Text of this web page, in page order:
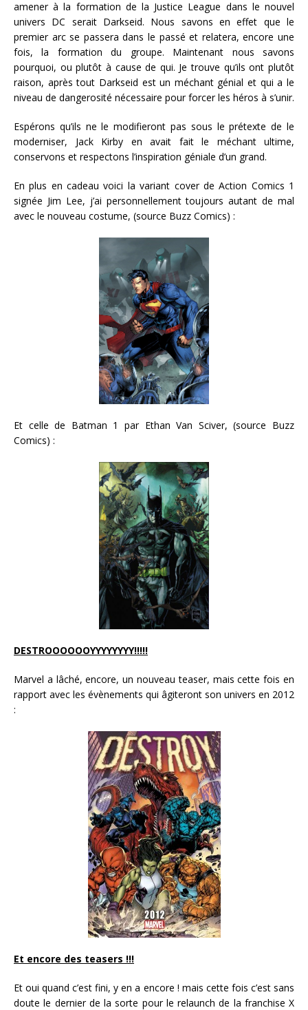
amener à la formation de la Justice League dans le nouvel
univers DC serait Darkseid. Nous savons en effet que le
premier arc se passera dans le passé et relatera, encore une
fois, la formation du groupe. Maintenant nous savons
pourquoi, ou plutôt à cause de qui. Je trouve qu’ils ont plutôt
raison, après tout Darkseid est un méchant génial et qui a le
niveau de dangerosité nécessaire pour forcer les héros à s’unir.
Espérons qu’ils ne le modifieront pas sous le prétexte de le
moderniser, Jack Kirby en avait fait le méchant ultime,
conservons et respectons l’inspiration géniale d’un grand.
En plus en cadeau voici la variant cover de Action Comics 1
signée Jim Lee, j’ai personnellement toujours autant de mal
avec le nouveau costume, (source Buzz Comics) :
Et celle de Batman 1 par Ethan Van Sciver, (source Buzz
Comics) :
DESTROOOOOOYYYYYYYY!!!!!
Marvel a lâché, encore, un nouveau teaser, mais cette fois en
rapport avec les évènements qui âgiteront son univers en 2012
:
Et encore des teasers !!!
Et oui quand c’est fini, y en a encore ! mais cette fois c’est sans
doute le dernier de la sorte pour le relaunch de la franchise X